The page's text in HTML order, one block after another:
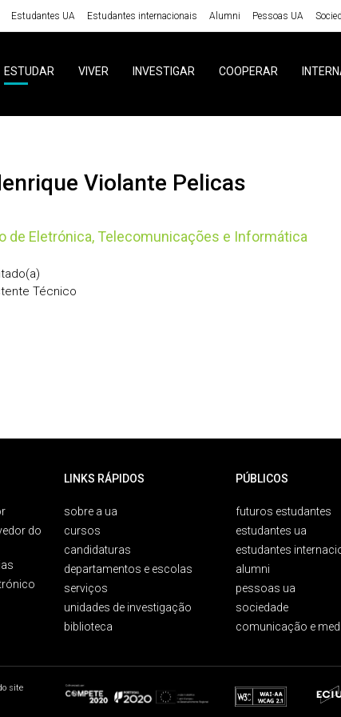
Estudantes UA Estudantes internacionais Alumni Pessoas UA
ESTUDAR VIVER INVESTIGAR COOPERAR
Violante Pelicas
de Eletrónica, Telecomunicações e Informática
Técnico
do
LINKS RÁPIDOS
sobre a ua
cursos
candidaturas
departamentos e escolas
serviços
unidades de investigação
biblioteca
PÚBLICOS
futuros estudantes
estudantes ua
estudantes
alumni
pessoas ua
sociedade
comunicação e
site